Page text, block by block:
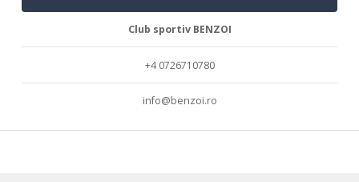
Club sportiv BENZOI
+4 0726710780
info@benzoi.ro